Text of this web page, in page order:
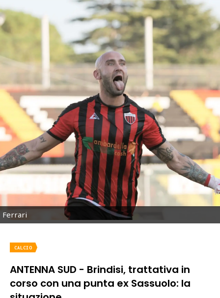
Ferrari
CALCIO
ANTENNA SUD - Brindisi, trattativa in
corso con una punta ex Sassuolo: la